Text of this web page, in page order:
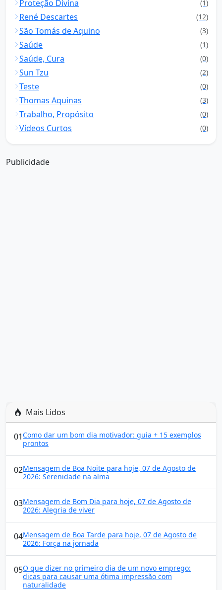
Proteção Divina (1)
René Descartes (12)
São Tomás de Aquino (3)
Saúde (1)
Saúde, Cura (0)
Sun Tzu (2)
Teste (0)
Thomas Aquinas (3)
Trabalho, Propósito (0)
Vídeos Curtos (0)
Publicidade
Mais Lidos
01Como dar um bom dia motivador: guia + 15 exemplos
prontos
02Mensagem de Boa Noite para hoje, 07 de Agosto de
2026: Serenidade na alma
03Mensagem de Bom Dia para hoje, 07 de Agosto de
2026: Alegria de viver
04Mensagem de Boa Tarde para hoje, 07 de Agosto de
2026: Força na jornada
05O que dizer no primeiro dia de um novo emprego:
dicas para causar uma ótima impressão com
naturalidade